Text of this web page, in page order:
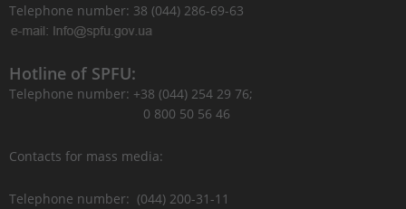
Telephone number: 38 (044) 286-69-63
Hotline of SPFU:
Telephone number: +38 (044) 254 29 76;
0 800 50 56 46
Contacts for mass media:
Telephone number: (044) 200-31-11